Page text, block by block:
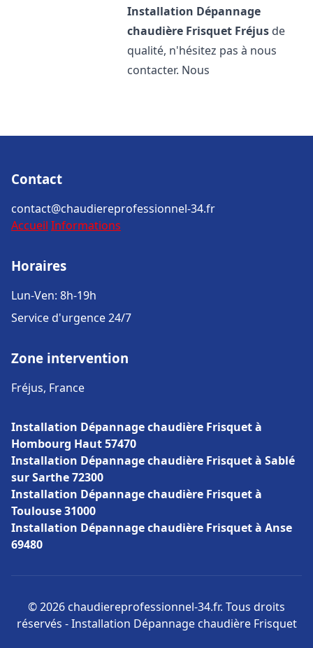
Installation Dépannage
chaudière Frisquet Fréjus de
qualité, n'hésitez pas à nous
contacter. Nous
Contact
contact@chaudiereprofessionnel-34.fr
Accueil Informations
Horaires
Lun-Ven: 8h-19h
Service d'urgence 24/7
Zone intervention
Fréjus, France
Installation Dépannage chaudière Frisquet à
Hombourg Haut 57470
Installation Dépannage chaudière Frisquet à Sablé
sur Sarthe 72300
Installation Dépannage chaudière Frisquet à
Toulouse 31000
Installation Dépannage chaudière Frisquet à Anse
69480
© 2026 chaudiereprofessionnel-34.fr. Tous droits
réservés - Installation Dépannage chaudière Frisquet